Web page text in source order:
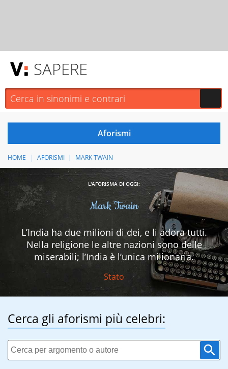
SAPERE
HOME AFORISMI MARK TWAIN
L'AFORISMA DI OGGI:
Mark Twain
L’India ha due milioni di dei, e li adora tutti.
Nella religione le altre nazioni sono delle
miserabili; l’India è l’unica milionaria.
Stato
Cerca gli aforismi più celebri: